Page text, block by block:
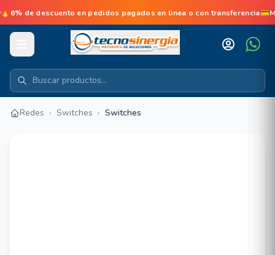
de descuento en pedidos pagados en linea o con
Redes › Switches › Switches